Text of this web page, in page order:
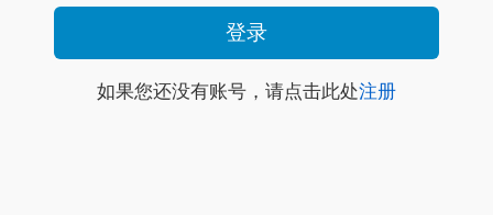
如果您还没有账号，请点击此处注册